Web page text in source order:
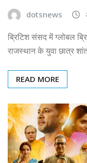
dotsnews
ब्रिटिश संसद में ग्लोबल
राजस्थान के युवा छात्र
READ MORE